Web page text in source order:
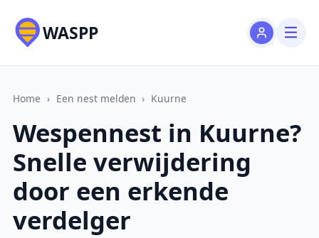
WASPP
Home › Een nest melden › Kuurne
Wespennest in Kuurne?
Snelle verwijdering
door een erkende
verdelger